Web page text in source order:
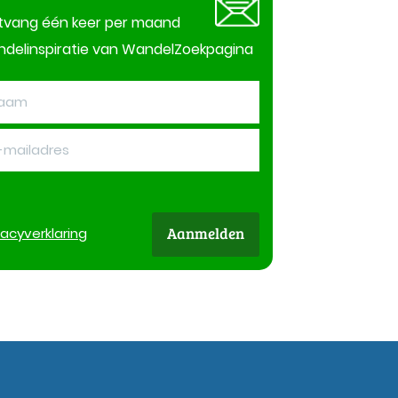
één keer per maand
van WandelZoekpagina
verklaring Aanmelden